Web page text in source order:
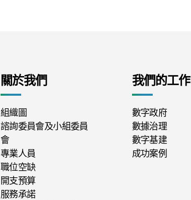
關於我們
組織圖
諮詢委員會及小組委員
會
專業人員
職位空缺
開支預算
服務承諾
我們的工作
數字政府
數據治理
數字基建
成功案例